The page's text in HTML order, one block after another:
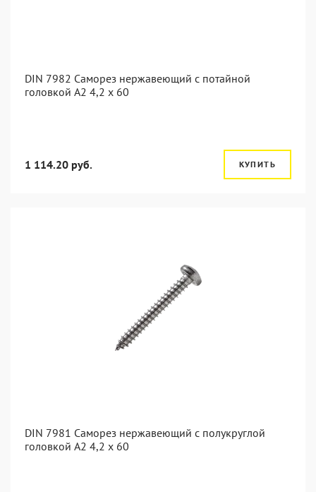
DIN 7982 Саморез нержавеющий с потайной
головкой А2 4,2 x 60
1 114.20 руб. КУПИТЬ
DIN 7981 Саморез нержавеющий с полукруглой
головкой А2 4,2 x 60